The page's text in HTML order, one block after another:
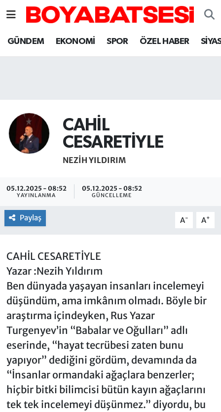
GÜNDEM EKONOMİ SPOR ÖZEL HABER
CAHİL
CESARETİYLE
NEZIH YILDIRIM
05.12.2025 - 08:52
YAYINLANMA
05.12.2025 - 08:52
GÜNCELLEME
Paylaş A- A+
CAHİL CESARETİYLE
Yazar :Nezih Yıldırım
Ben dünyada yaşayan insanları incelemeyi
düşündüm, ama imkânım olmadı. Böyle bir
araştırma içindeyken, Rus Yazar
Turgenyev’in “Babalar ve Oğulları” adlı
eserinde, “hayat tecrübesi zaten bunu
yapıyor” dediğini gördüm, devamında da
“İnsanlar ormandaki ağaçlara benzerler;
hiçbir bitki bilimcisi bütün kayın ağaçlarını
tek tek incelemeyi düşünmez.” diyordu, bu
Sinop Nöbetçi Eczaneler
Sinop Trafik Yoğunluk Haritası
Süper Lig Puan Durumu ve Fikstür
Tüm Manşetler
Son Dakika Haberleri
Haber Arşivi